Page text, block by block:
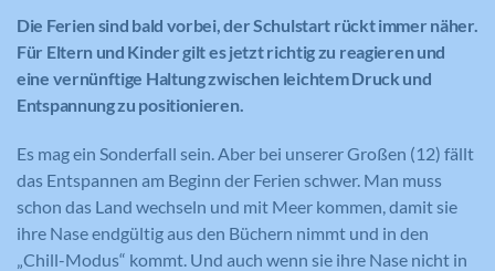
Die Ferien sind bald vorbei, der Schulstart rückt immer näher.
Für Eltern und Kinder gilt es jetzt richtig zu reagieren und
eine vernünftige Haltung zwischen leichtem Druck und
Entspannung zu positionieren.
Es mag ein Sonderfall sein. Aber bei unserer Großen (12) fällt
das Entspannen am Beginn der Ferien schwer. Man muss
schon das Land wechseln und mit Meer kommen, damit sie
ihre Nase endgültig aus den Büchern nimmt und in den
„Chill-Modus“ kommt. Und auch wenn sie ihre Nase nicht in